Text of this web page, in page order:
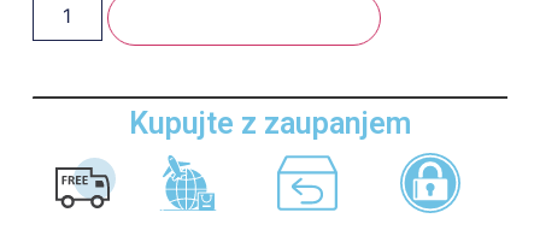
Kupujte z zaupanjem